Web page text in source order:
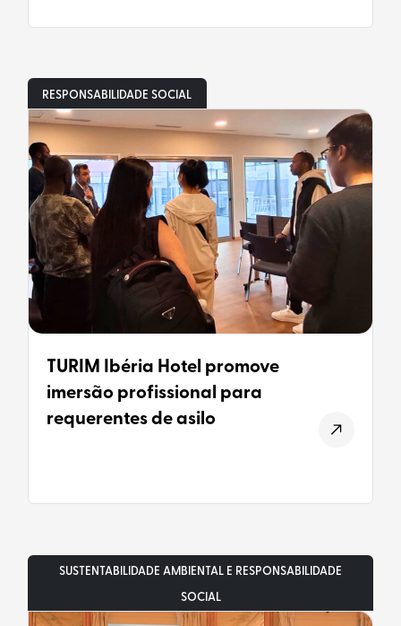
RESPONSABILIDADE SOCIAL
TURIM Ibéria Hotel promove
imersão profissional para
requerentes de asilo
SUSTENTABILIDADE AMBIENTAL E RESPONSABILIDADE
SOCIAL